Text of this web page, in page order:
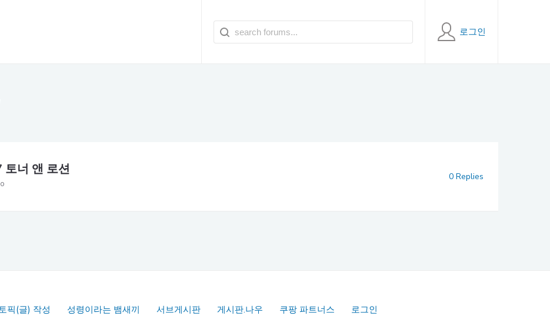
로그인
토너 앤 로션 0 Replies
픽(글) 작성 성령이라는 뱀새끼 서브게시판 게시판.나우 쿠팡 파트너스 로그인